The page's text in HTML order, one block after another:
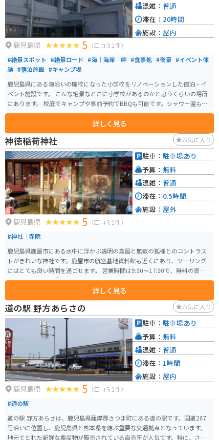
鹿児島県 5 （口コミ1件）
#絶景スポット #絶景ロード #海｜海岸｜岬 #食事処 #夜景 #イベント体
験 #宿泊施設 #キャンプ場
鹿児島県にある海沿いの廃校になった小学校をリノベーションした宿泊・イ
ベント施設です。 こんな絶景なとこに小学校があるのかと思うくらいの場所
にあります。 校庭でキャンプや事前予約でBBQも可能です。シャワー室も完
備していてアメニティも充実してます。 また教室をドミトリーにリノベーシ
ョンしているのでここで寝るのかとワクワクすると思います。 また登山やマ
リンアクティビティも可能です。
詳しく見る
混雑： 普通
滞在： 20時間
施設： 屋内
神徳稲荷神社 お気に入り
鹿児島県 5 （口コミ1件）
#神社｜寺院
鹿児島県鹿屋市にある水中に浮かぶ透明の鳥居と無数の狐様とのコントラス
トがきれいな神社です。鹿屋市の航空基地資料館も近くにあり、ツーリング
にはとても良い時間を過ごせます。 営業時間は9:00〜17:00で、無料の資料館
もあり、トイレ休憩にもとても良いです。
詳しく見る
駐車： 駐車場あり
予算： 無料
混雑： 普通
滞在： 0.5時間
施設： 屋外
道の駅 野方あらさの お気に入り
鹿児島県 5 （口コミ1件）
#道の駅
道の駅 野方あらさは、鹿児島県薩摩郡さつま町にある道の駅です。国道267
号沿いに位置し、鹿児島県と熊本県を結ぶ重要な交通拠点となっています。
地元でとれた新鮮な農産物が販売されている直売所が人気です。特に、さつ
駐車： 駐車場あり
予算： 無料
混雑： 普通
滞在： 1時間
施設： 屋内